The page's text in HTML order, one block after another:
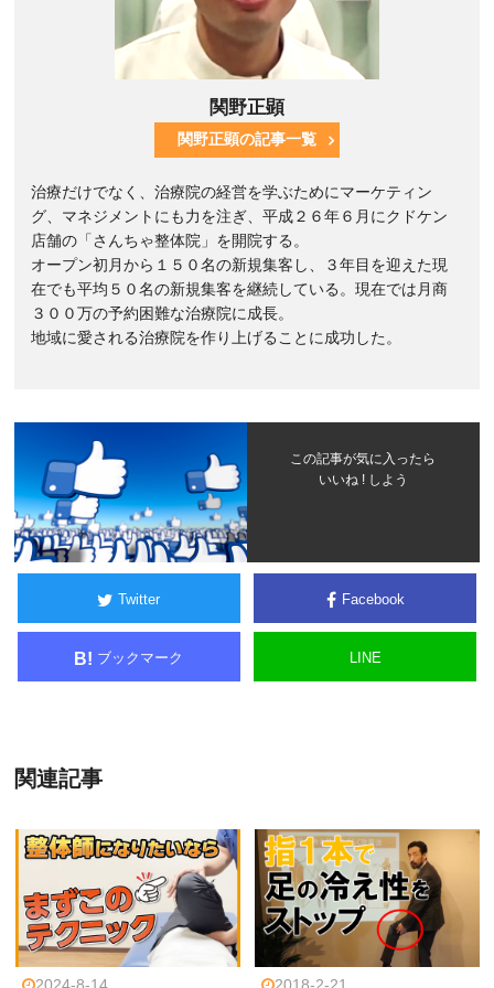
関野正顕
関野正顕の記事一覧
治療だけでなく、治療院の経営を学ぶためにマーケティン
グ、マネジメントにも力を注ぎ、平成２６年６月にクドケン
店舗の「さんちゃ整体院」を開院する。
オープン初月から１５０名の新規集客し、３年目を迎えた現
在でも平均５０名の新規集客を継続している。現在では月商
３００万の予約困難な治療院に成長。
地域に愛される治療院を作り上げることに成功した。
この記事が気に入ったら
いいね ! しよう
Twitter Facebook
B! ブックマーク LINE
関連記事